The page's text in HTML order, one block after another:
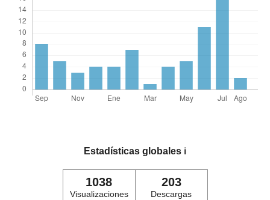
Estadísticas globales ℹ️
1038
Visualizaciones
203
Descargas